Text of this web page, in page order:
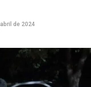
de 2024